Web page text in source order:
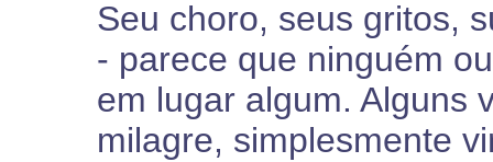
Seu choro, seus gritos,
- parece que ninguém
em lugar algum. Alguns
milagre, simplesmente